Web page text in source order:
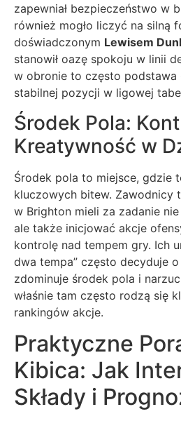
zapewniał bezpieczeństwo w
również mogło liczyć na silną
doświadczonym Lewisem
stanowił oazę spokoju w linii
w obronie to często podstawa
stabilnej pozycji w ligowej
Środek Pola:
Kreatywność w
Środek pola to miejsce, gdzie
kluczowych bitew. Zawodnicy
w Brighton mieli za zadanie
ale także inicjować akcje
kontrolę nad tempem gry. Ich
dwa tempa” często decyduje
zdominuje środek pola i
właśnie tam często rodzą się
rankingów akcje.
Praktyczne
Kibica: Jak
Składy i